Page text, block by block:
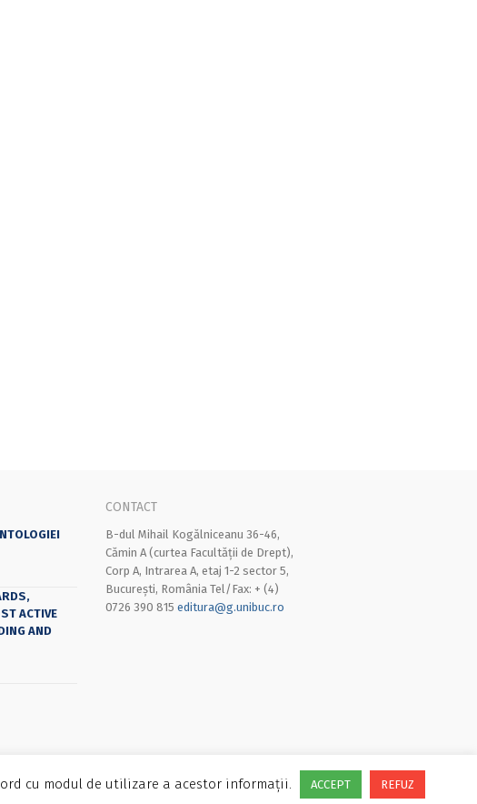
ACTIVE
AND
CONTACT
B-dul Mihail Kogălniceanu 36-46,
Cămin A (curtea Facultății de Drept),
Corp A, Intrarea A, etaj 1-2 sector 5,
București, România Tel/Fax: + (4)
0726 390 815 editura@g.unibuc.ro
cu modul de utilizare a acestor informații. ACCEPT REFUZ